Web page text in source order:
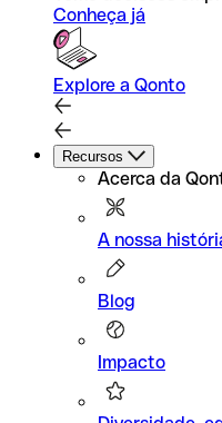
Conheça já
Explore a Qonto
Recursos
Acerca da
A nossa
Blog
Impacto